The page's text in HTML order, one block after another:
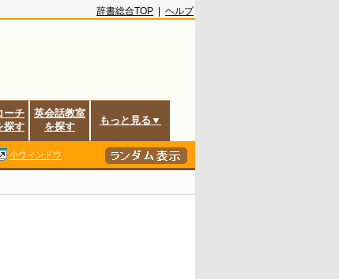
辞書総合TOP ヘルプ
ーチ
探す
英会話教室
を探す
もっと見る▼
小ウィンドウ